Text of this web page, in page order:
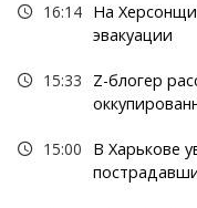
16:14 На
эвакуации
15:33
Z-блогер
15:00
В Харькове